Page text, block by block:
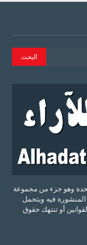
٢٠١٧ في المملكة المتحدة وهو جزء من مجموعة
المنشورة فيه ويتحمل
أو تنتهك حقوق